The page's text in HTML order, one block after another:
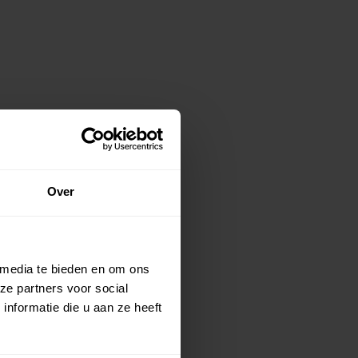
Over
te bieden en om ons
partners voor social
die u aan ze heeft